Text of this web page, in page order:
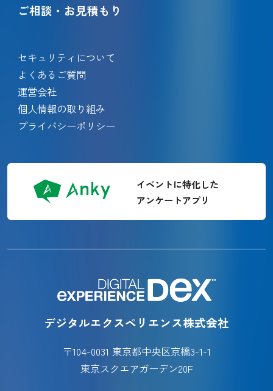
ご相談・お見積もり
セキュリティについて
よくあるご質問
運営会社
個人情報の取り組み
プライバシーポリシー
イベントに特化した
アンケートアプリ
デジタルエクスペリエンス株式会社
〒104-0031 東京都中央区京橋3-1-1
東京スクエアガーデン20F